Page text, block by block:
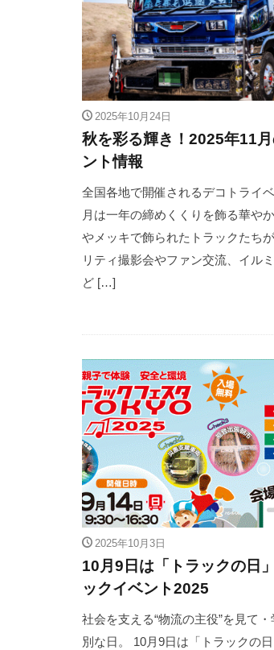
2025年10月24日
秋を彩る輝き！2025年11
ント情報
全国各地で開催されるデコトライ
月は一年の締めくくりを飾る華や
やメッキで飾られたトラックたち
リティ撮影会やファン交流、イル
ど […]
2025年10月3日
10月9日は「トラックの日
ックイベント2025
社会を支える“物流の主役”を見て
別な日。 10月9日は「トラックの